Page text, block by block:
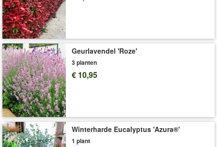
Art.nr.:9616
Levering omvat:9x9 cm-pot, ca. 15-20 cm hoog
'Pruikenboom'
Plant- en Verzorgingstips
Geurlavendel 'Roze'
3 planten
€ 10,95
Winterharde Eucalyptus 'Azura®'
1 plant